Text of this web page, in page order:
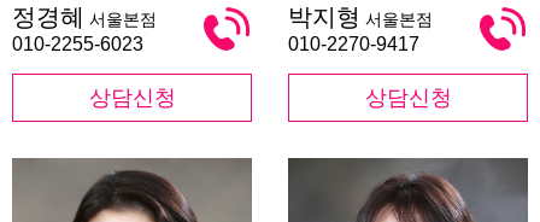
경
혜
정경혜 서울본점
010-2255-6023
상담신청
지
형
박지형 서울본점
010-2270-9417
상담신청